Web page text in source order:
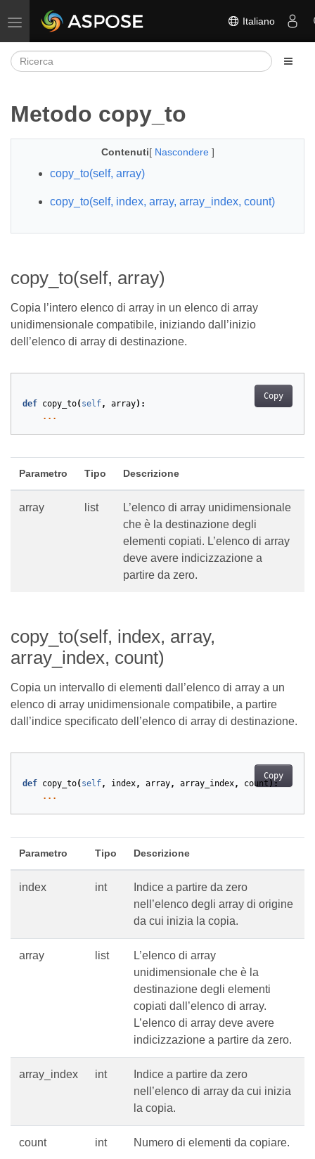
Attiva/disattiva la navigazione Italiano
Metodo copy_to
Contenuti[ Nascondere ]
copy_to(self, array)
copy_to(self, index, array, array_index, count)
copy_to(self, array)
Copia l’intero elenco di array in un elenco di array
unidimensionale compatibile, iniziando dall’inizio
dell’elenco di array di destinazione.
Copy
def copy_to( self, array):
...
Parametro Tipo Descrizione
array list
L’elenco di array unidimensionale
che è la destinazione degli
elementi copiati. L’elenco di array
deve avere indicizzazione a
partire da zero.
copy_to(self, index, array,
array_index, count)
Copia un intervallo di elementi dall’elenco di array a un
elenco di array unidimensionale compatibile, a partire
dall’indice specificato dell’elenco di array di destinazione.
Copy
def copy_to( self, index, array, array_index, count ):
...
Parametro Tipo Descrizione
index int
Indice a partire da zero
nell’elenco degli array di origine
da cui inizia la copia.
array list
L’elenco di array
unidimensionale che è la
destinazione degli elementi
copiati dall’elenco di array.
L’elenco di array deve avere
indicizzazione a partire da zero.
array_index int
Indice a partire da zero
nell’elenco di array da cui inizia
la copia.
count int Numero di elementi da copiare.